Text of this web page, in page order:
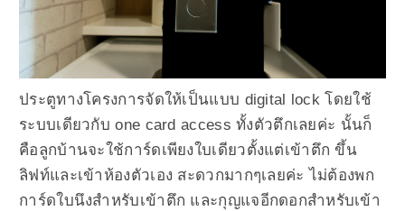
ประตูทางโครงการจัดให้เป็นแบบ digital lock โดยใช้
ระบบเดียวกับ one card access ทั้งตัวตึกเลยค่ะ นั้นก็
คือลูกบ้านจะใช้การ์ดเพียงใบเดียวตั้งแต่เข้าตึก ขึ้น
ลิฟท์และเข้าห้องตัวเอง สะดวกมากๆเลยค่ะ ไม่ต้องพก
การ์ดใบนึงสำหรับเข้าตึก และกุญแจอีกดอกสำหรับเข้า